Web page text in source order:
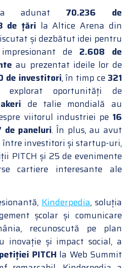
a adunat 70.236 de
de țări la Altice Arena din
și dezbătut idei pentru
de 2.608 de
au prezentat ideile lor de
de investitori, în timp ce 321
oportunități de
de talie mondială au
viitorul industriei pe 16
de paneluri. În plus, au avut
între investitori și startup-uri,
PITCH și 25 de evenimente
cartiere interesante ale
Kinderpedia, soluția
școlar și comunicare
recunoscută pe plan
inovație și impact social, a
PITCH la Web Summit